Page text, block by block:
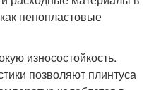
пенопластовые
износостойкость.
позволяют плинтуса